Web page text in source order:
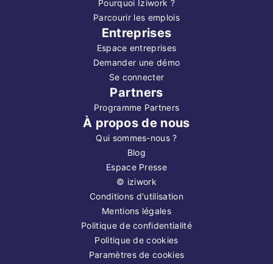
Pourquoi Iziwork ?
Parcourir les emplois
Entreprises
Espace entreprises
Demander une démo
Se connecter
Partners
Programme Partners
À propos de nous
Qui sommes-nous ?
Blog
Espace Presse
© iziwork
Conditions d'utilisation
Mentions légales
Politique de confidentialité
Politique de cookies
Paramètres de cookies